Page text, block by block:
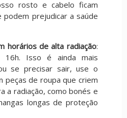
rosto e cabelo ficam
prejudicar a saúde
horários de alta radiação:
Isso é ainda mais
se precisar sair, use o
de roupa que criem
a radiação, como bonés e
longas de proteção